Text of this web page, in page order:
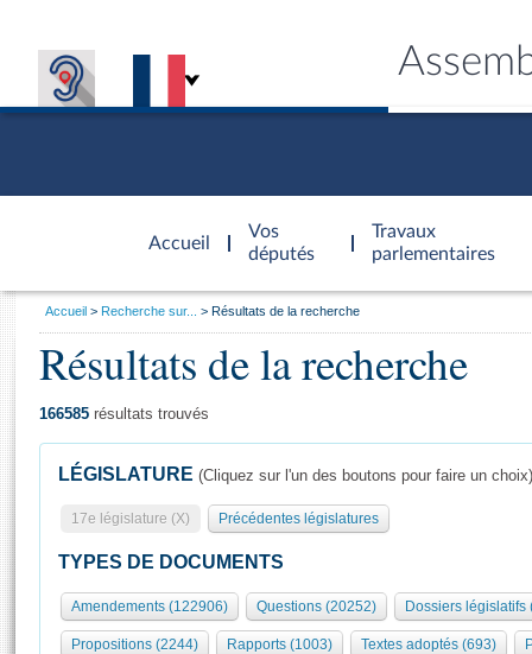
Accueil
d'accueil
Vos
députés
Travaux
parlementaires
Présidence
577 députés
Groupes politiques
Séance publique
Commissions et autres organes
Europe et International
Général
Rôle et pouvoirs de l'Assemblée
Organisation de l'Assemblée
Présidence Conférence des Présidents Bureau Collège des
Visiter l'Assemblée
Visite virtuelle du palais Bourbon
Assister à une séance
Vous
Accueil Recherche sur... Résultats de la recherche
Résultats de la recherche
166585 résultats trouvés
LÉGISLATURE (Cliquez sur l'un des boutons pour faire un choix)
17e législature (X) Précédentes législatures
TYPES DE DOCUMENTS
Amendements (122906) Questions (20252) Dossiers législatifs
Propositions (2244) Rapports (1003) Textes adoptés (693)